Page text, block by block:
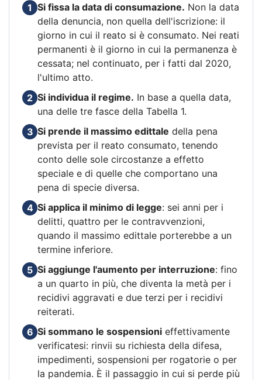
1 Si fissa la data di consumazione. Non la data
della denuncia, non quella dell'iscrizione: il
giorno in cui il reato si è consumato. Nei reati
permanenti è il giorno in cui la permanenza è
cessata; nel continuato, per i fatti dal 2020,
l'ultimo atto.
2 Si individua il regime. In base a quella data,
una delle tre fasce della Tabella 1.
3 Si prende il massimo edittale della pena
prevista per il reato consumato, tenendo
conto delle sole circostanze a effetto
speciale e di quelle che comportano una
pena di specie diversa.
4 Si applica il minimo di legge: sei anni per i
delitti, quattro per le contravvenzioni,
quando il massimo edittale porterebbe a un
termine inferiore.
5 Si aggiunge l'aumento per interruzione: fino
a un quarto in più, che diventa la metà per i
recidivi aggravati e due terzi per i recidivi
reiterati.
6 Si sommano le sospensioni effettivamente
verificatesi: rinvii su richiesta della difesa,
impedimenti, sospensioni per rogatorie o per
la pandemia. È il passaggio in cui si perde più